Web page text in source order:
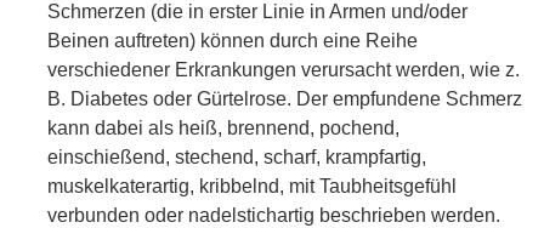
Schmerzen (die in erster Linie in Armen und/oder
Beinen auftreten) können durch eine Reihe
verschiedener Erkrankungen verursacht werden, wie z.
B. Diabetes oder Gürtelrose. Der empfundene Schmerz
kann dabei als heiß, brennend, pochend,
einschießend, stechend, scharf, krampfartig,
muskelkaterartig, kribbelnd, mit Taubheitsgefühl
verbunden oder nadelstichartig beschrieben werden.